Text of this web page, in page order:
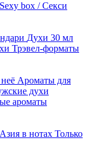
Sexy box / Секси
Духи 30 мл
Трэвел-форматы
Ароматы для
духи
ароматы
Азия в нотах Только